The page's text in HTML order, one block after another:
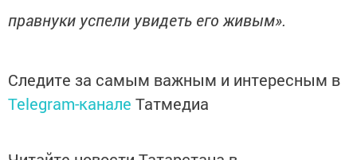
правнуки успели увидеть его живым».
Следите за самым важным и интересным в
Telegram-канале Татмедиа